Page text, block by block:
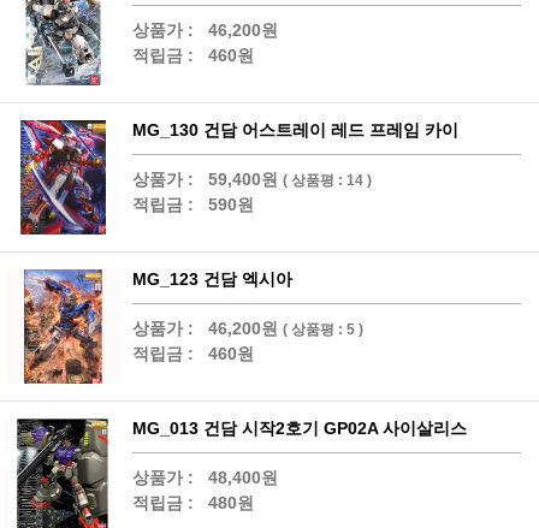
상품가 :
46,200원
적립금 :
460원
MG_130 건담 어스트레이 레드 프레임 카이
상품가 : 59,400원 ( 상품평 : 14 )
적립금 : 590원
MG_123 건담 엑시아
상품가 : 46,200원 ( 상품평 : 5 )
적립금 : 460원
MG_013 건담 시작2호기 GP02A 사이살리스
상품가 :
48,400원
적립금 :
480원